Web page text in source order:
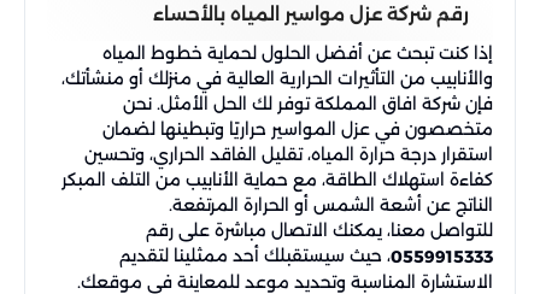
رقم شركة عزل مواسير المياه بالأحساء
إذا كنت تبحث عن أفضل الحلول لحماية خطوط المياه
والأنابيب من التأثيرات الحرارية العالية في منزلك أو منشأتك،
فإن شركة افاق المملكة توفر لك الحل الأمثل. نحن
متخصصون في عزل المواسير حراريًا وتبطينها لضمان
استقرار درجة حرارة المياه، تقليل الفاقد الحراري، وتحسين
كفاءة استهلاك الطاقة، مع حماية الأنابيب من التلف المبكر
الناتج عن أشعة الشمس أو الحرارة المرتفعة.
للتواصل معنا، يمكنك الاتصال مباشرة على رقم
0559915333، حيث سيستقبلك أحد ممثلينا لتقديم
الاستشارة المناسبة وتحديد موعد للمعاينة في موقعك.